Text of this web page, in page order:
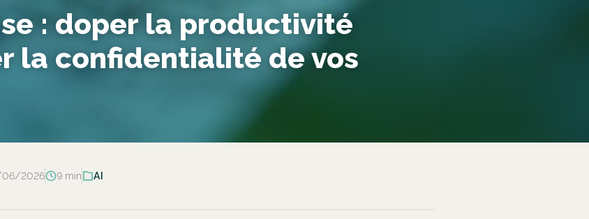
: doper la productivité
la confidentialité de vos
06/2026 9 min AI